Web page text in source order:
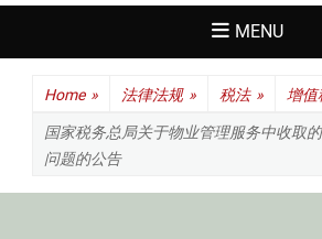
MENU
Home » 法律法规 » 税法 » 增值
国家税务总局关于物业管理服务中收取
问题的公告